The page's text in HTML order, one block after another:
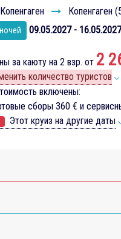
Копенгаген Копенгаген
09.05.2027 - 16.05.2027
за каюту на 2 взр. от 2
количество туристов
включены:
сборы 360 € и
Этот круиз на другие даты